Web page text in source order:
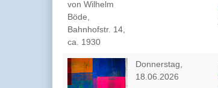
Donnerstag,
18.06.2026